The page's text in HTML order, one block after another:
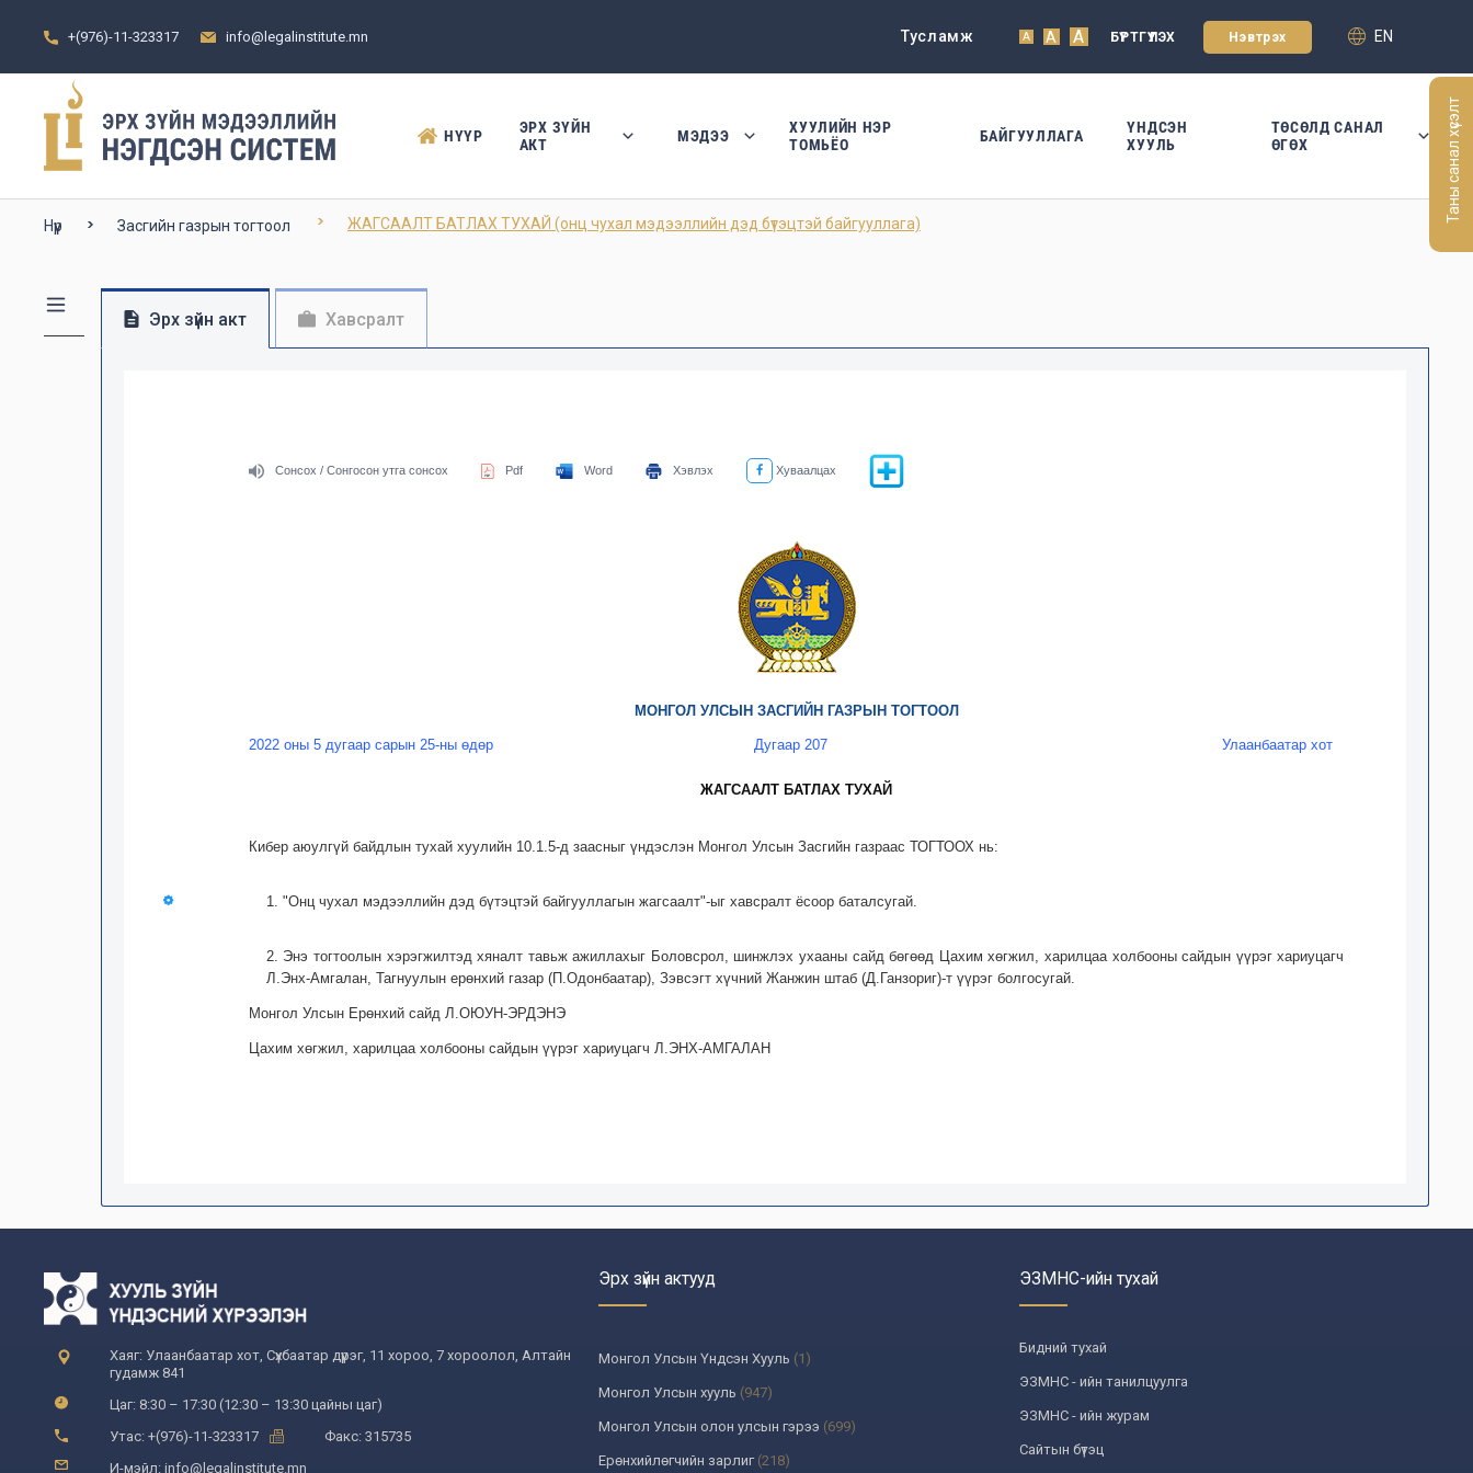
+(976)-11-323317 info@legalinstitute.mn Тусламж A A A БҮРТГҮҮЛЭХ Нэвтрэх EN
НҮҮР
ЭРХ ЗҮЙН
АКТ
МЭДЭЭ
ХУУЛИЙН НЭР
ТОМЬЁО
БАЙГУУЛЛАГА
ҮНДСЭН
ХУУЛЬ
ТӨСӨЛД САНАЛ
ӨГӨХ
Нүүр Засгийн газрын тогтоол ЖАГСААЛТ БАТЛАХ ТУХАЙ (онц чухал мэдээллийн дэд бүтэцтэй байгууллага)
Эрх зүйн акт Хавсралт
Сонсох / Сонгосон утга сонсох Pdf Word Хэвлэх Хуваалцах
МОНГОЛ УЛСЫН ЗАСГИЙН ГАЗРЫН ТОГТООЛ
2022 оны 5 дугаар сарын 25-ны өдөр Дугаар 207 Улаанбаатар хот
ЖАГСААЛТ БАТЛАХ ТУХАЙ
Кибер аюулгүй байдлын тухай хуулийн 10.1.5-д заасныг үндэслэн Монгол Улсын Засгийн газраас ТОГТООХ нь:
1. "Онц чухал мэдээллийн дэд бүтэцтэй байгууллагын жагсаалт"-ыг хавсралт ёсоор баталсугай.
2. Энэ тогтоолын хэрэгжилтэд хяналт тавьж ажиллахыг Боловсрол, шинжлэх ухааны сайд бөгөөд Цахим хөгжил, харилцаа холбооны сайдын үүрэг хариуцагч
Л.Энх-Амгалан, Тагнуулын ерөнхий газар (П.Одонбаатар), Зэвсэгт хүчний Жанжин штаб (Д.Ганзориг)-т үүрэг болгосугай.
Монгол Улсын Ерөнхий сайд Л.ОЮУН-ЭРДЭНЭ
Цахим хөгжил, харилцаа холбооны сайдын үүрэг хариуцагч Л.ЭНХ-АМГАЛАН
Хаяг: Улаанбаатар хот, Сүхбаатар дүүрэг, 11 хороо, 7 хороолол, Алтайн
гудамж 841
Цаг: 8:30 – 17:30 (12:30 – 13:30 цайны цаг)
Утас: +(976)-11-323317
Факс: 315735
И-мэйл: info@legalinstitute.mn
Эрх зүйн актууд
Монгол Улсын Үндсэн Хууль (1)
Монгол Улсын хууль (947)
Монгол Улсын олон улсын гэрээ (699)
Ерөнхийлөгчийн зарлиг(218)
ЭЗМНС-ийн тухай
Бидний тухай
ЭЗМНС - ийн танилцуулга
ЭЗМНС - ийн журам
Сайтын бүтэц
Таны санал хүсэлт